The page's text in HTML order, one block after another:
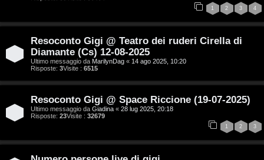
o
s
t
a
1 2 3 4
Resoconto Gigi @ Teatro dei ruderi Cirella di
Diamante (Cs) 12-08-2025
Ultimo messaggio da MarilynDag « 14 ago 2025, 10:20
Risposte: 3Visite : 6515
Resoconto Gigi @ Space Riccione (19-07-2025)
Ultimo messaggio da Giadina « 28 lug 2025, 20:18
Risposte: 23Visite : 32679
1 2 3
o
s
i
n